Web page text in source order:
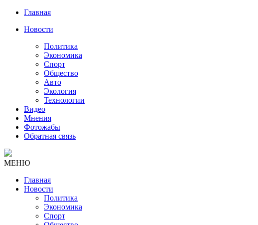
Главная
Новости
Политика
Экономика
Спорт
Общество
Авто
Экология
Технологии
Видео
Мнения
Фотожабы
Обратная связь
МЕНЮ
Главная
Новости
Политика
Экономика
Спорт